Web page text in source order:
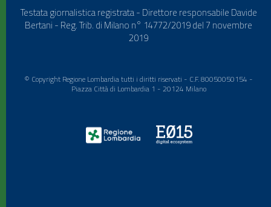
Testata giornalistica registrata - Direttore responsabile Davide
Bertani - Reg. Trib. di Milano n° 14772/2019 del 7 novembre
2019
© Copyright Regione Lombardia tutti i diritti riservati - C.F. 80050050154 -
Piazza Città di Lombardia 1 - 20124 Milano